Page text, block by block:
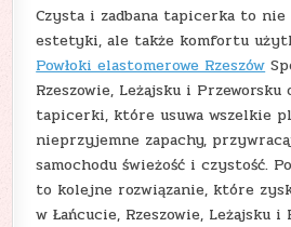
Czysta i zadbana tapicerka to
estetyki, ale także komfortu
Powłoki elastomerowe Rzeszów
Rzeszowie, Leżajsku i
tapicerki, które usuwa wszelkie
nieprzyjemne zapachy,
samochodu świeżość i czystość.
to kolejne rozwiązanie, które
w Łańcucie, Rzeszowie, Leżajsku i